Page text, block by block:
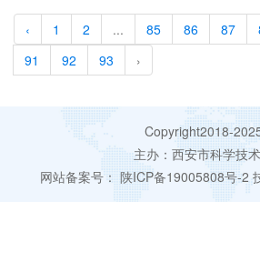
‹ 1 2 ... 85 86 87
91
92 93 ›
Copyright2018-
主办：西安市科学技
网站备案号： 陕ICP备19005808号-2